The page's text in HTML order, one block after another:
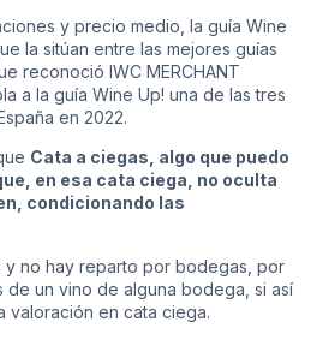
y precio medio, la guía Wine
la sitúan entre las mejores guías
reconoció IWC MERCHANT
a la guía Wine Up! una de las tres
en 2022.
Cata a ciegas, algo que puedo
en esa cata ciega, no oculta
condicionando las
y no hay reparto por bodegas, por
de un vino de alguna bodega, si así
valoración en cata ciega.